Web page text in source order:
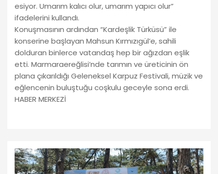
esiyor. Umarım kalıcı olur, umarım yapıcı olur”
ifadelerini kullandı.
Konuşmasının ardından “Kardeşlik Türküsü” ile
konserine başlayan Mahsun Kırmızıgül’e, sahili
dolduran binlerce vatandaş hep bir ağızdan eşlik
etti. Marmaraereğlisi’nde tarımın ve üreticinin ön
plana çıkarıldığı Geleneksel Karpuz Festivali, müzik ve
eğlencenin buluştuğu coşkulu geceyle sona erdi.
HABER MERKEZİ